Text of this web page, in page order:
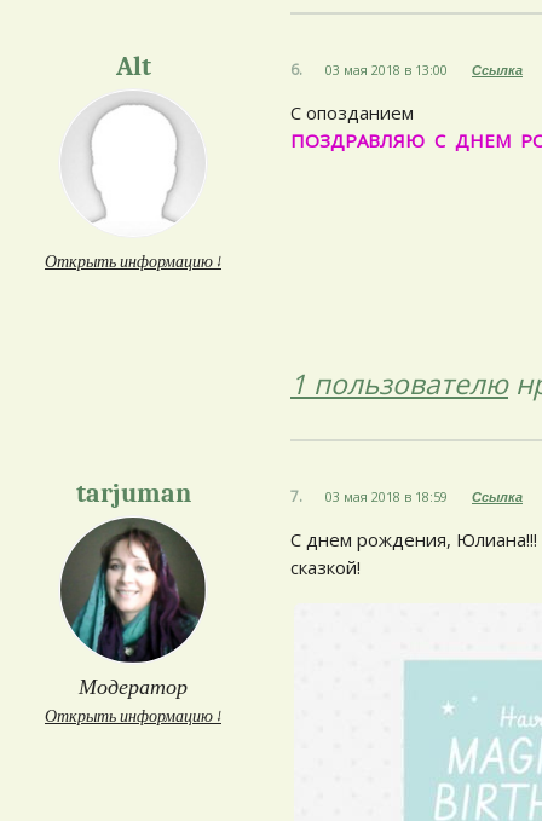
Alt
Открыть информацию ↓
6. 03 мая 2018 в 13:00 Ссылка
С опозданием
ПОЗДРАВЛЯЮ С ДНЕМ
1 пользователю
tarjuman
Модератор
Открыть информацию ↓
7. 03 мая 2018 в 18:59 Ссылка
С днем рождения, Юлиана!!!
сказкой!